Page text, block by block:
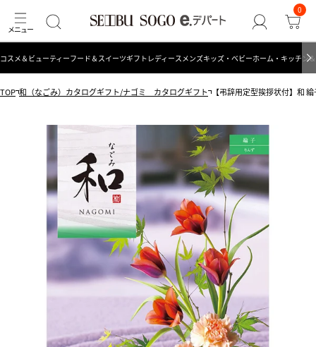
0
コスメ＆ビューティーフード＆スイーツギフト レディース メンズキッズ・ベビーホーム・キッチン
TOP 和（なごみ）カタログギフト/ナゴミ カタログギフト 【弔辞用定型挨拶状付】和